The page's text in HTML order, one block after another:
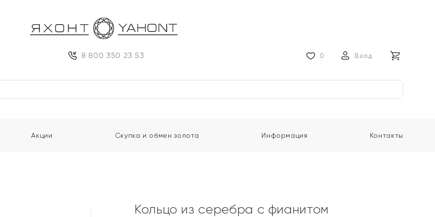
8 800 350 23 53 0 Вход
Акции Скупка и обмен золота Информация Контакты
Кольцо из серебра с фианитом